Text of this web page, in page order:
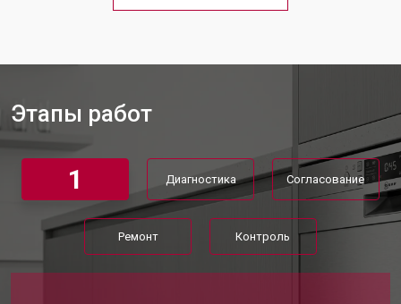
Ремонт теплообменника от 2000 ₽
Ремонт или замена системы защиты
от протечек
Заказать
Ремонт или замена пружины дверцы от 1200 ₽ Заказать
Замена платы сенсорного
управления
от 1100 ₽ Заказать
Замена водоприёмника от 2450 ₽ Заказать
Этапы работ
1 Диагностика Согласование
Ремонт Контроль